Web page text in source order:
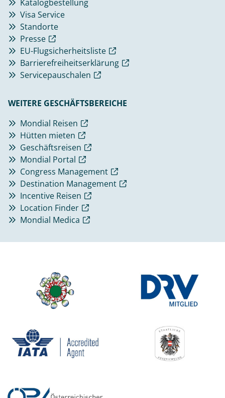
Katalogbestellung
Visa Service
Standorte
Presse
EU-Flugsicherheitsliste
Barrierefreiheitserklärung
Servicepauschalen
WEITERE GESCHÄFTSBEREICHE
Mondial Reisen
Hütten mieten
Geschäftsreisen
Mondial Portal
Congress Management
Destination Management
Incentive Reisen
Location Finder
Mondial Medica